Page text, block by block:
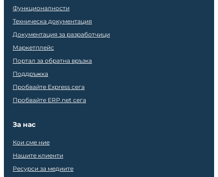
Функционалности
Техническа документация
Документация за разработчици
Маркетплейс
Портал за обратна връзка
Поддръжка
Пробвайте Express сега
Пробвайте ERP.net сега
За нас
Кои сме ние
Нашите клиенти
Ресурси за медиите